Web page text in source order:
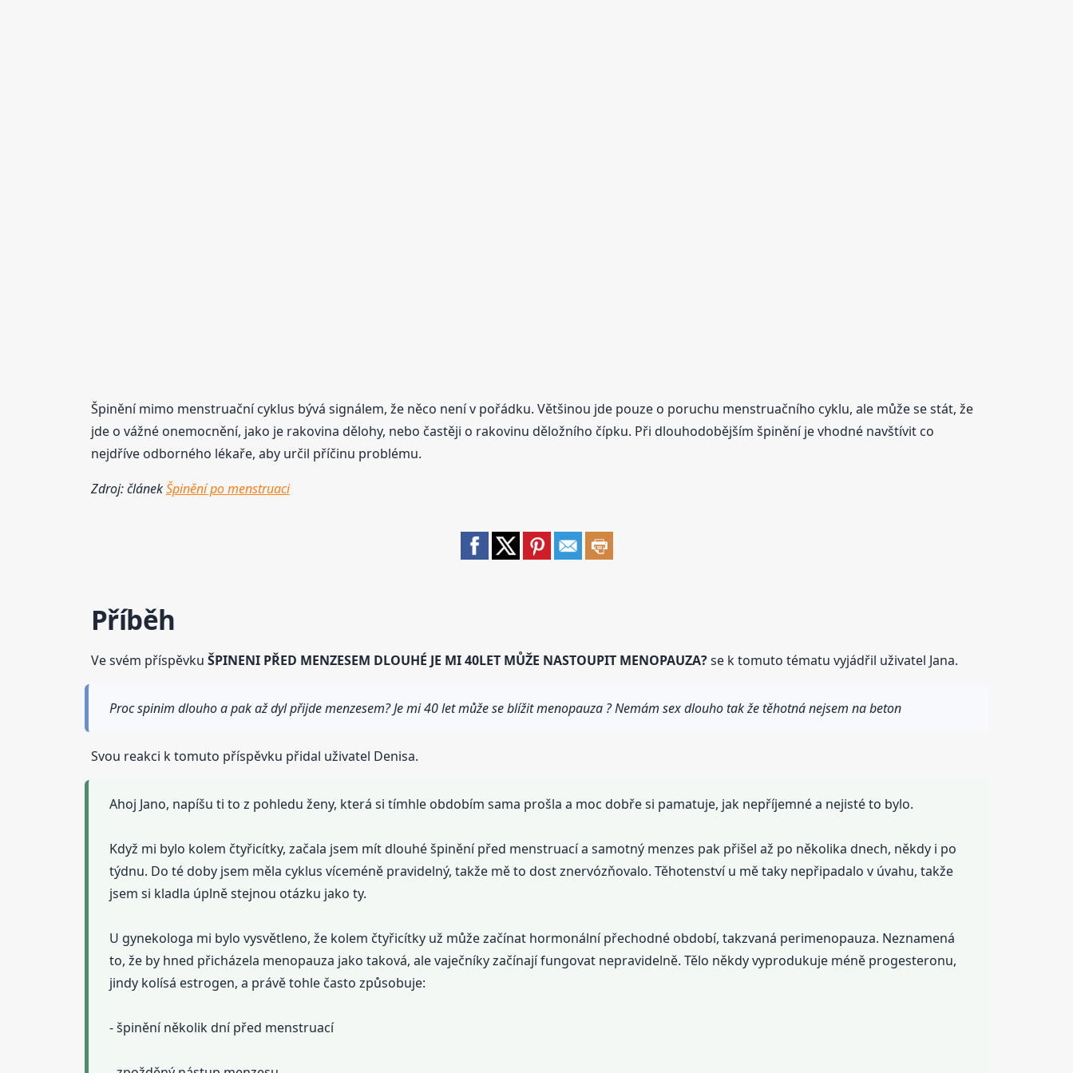
Špinění mimo menstruační cyklus bývá signálem, že něco není v pořádku. Většinou jde pouze o poruchu menstruačního cyklu, ale může se stát, že
jde o vážné onemocnění, jako je rakovina dělohy, nebo častěji o rakovinu děložního čípku. Při dlouhodobějším špinění je vhodné navštívit co
nejdříve odborného lékaře, aby určil příčinu problému.
Zdroj: článekŠpinění po menstruaci
Příběh
Ve svém příspěvku ŠPINENI PŘED MENZESEM DLOUHÉ JE MI 40LET MŮŽE NASTOUPIT MENOPAUZA?se k tomuto tématu vyjádřil uživatel Jana.
Proc spinim dlouho a pak až dyl přijde menzesem? Je mi 40 let může se blížit menopauza ? Nemám sex dlouho tak že těhotná nejsem na beton
Svou reakci k tomuto příspěvku přidal uživatel Denisa.
Ahoj Jano, napíšu ti to z pohledu ženy, která si tímhle obdobím sama prošla a moc dobře si pamatuje, jak nepříjemné a nejisté to bylo.
Když mi bylo kolem čtyřicítky, začala jsem mít dlouhé špinění před menstruací a samotný menzes pak přišel až po několika dnech, někdy i po
týdnu. Do té doby jsem měla cyklus víceméně pravidelný, takže mě to dost znervózňovalo. Těhotenství u mě taky nepřipadalo v úvahu, takže
jsem si kladla úplně stejnou otázku jako ty.
U gynekologa mi bylo vysvětleno, že kolem čtyřicítky už může začínat hormonální přechodné období, takzvaná perimenopauza. Neznamená
to, že by hned přicházela menopauza jako taková, ale vaječníky začínají fungovat nepravidelně. Tělo někdy vyprodukuje méně progesteronu,
jindy kolísá estrogen, a právě tohle často způsobuje:
- špinění několik dní před menstruací